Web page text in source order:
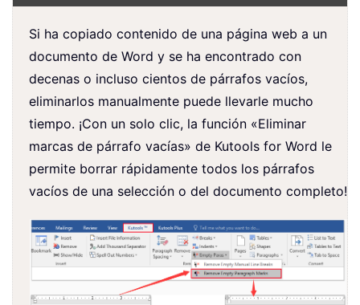
Si ha copiado contenido de una página web a un
documento de Word y se ha encontrado con
decenas o incluso cientos de párrafos vacíos,
eliminarlos manualmente puede llevarle mucho
tiempo. ¡Con un solo clic, la función «Eliminar
marcas de párrafo vacías» de Kutools for Word le
permite borrar rápidamente todos los párrafos
vacíos de una selección o del documento completo!